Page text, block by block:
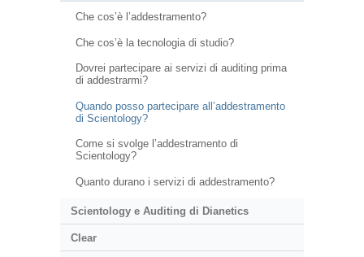
Che cos’è l’addestramento?
Che cos’è la tecnologia di studio?
Dovrei partecipare ai servizi di auditing prima
di addestrarmi?
Quando posso partecipare all’addestramento
di Scientology?
Come si svolge l’addestramento di
Scientology?
Quanto durano i servizi di addestramento?
Scientology e Auditing di Dianetics
Clear